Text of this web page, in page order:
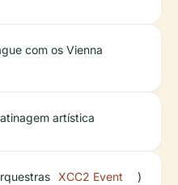
com os Vienna
artística
XCC2 Event
)